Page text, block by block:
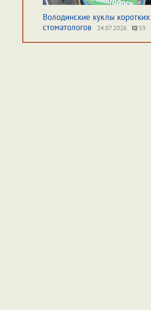
Володинские куклы коротких
стоматологов
24.07.2026 59